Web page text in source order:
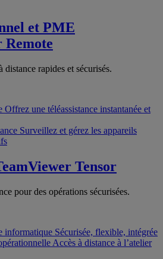
et PME
Remote
distance rapides et sécurisés.
Offrez une téléassistance instantanée et
Surveillez et gérez les appareils
Tensor
pour des opérations sécurisées.
informatique Sécurisée, flexible, intégrée
Accès à distance à l’atelier